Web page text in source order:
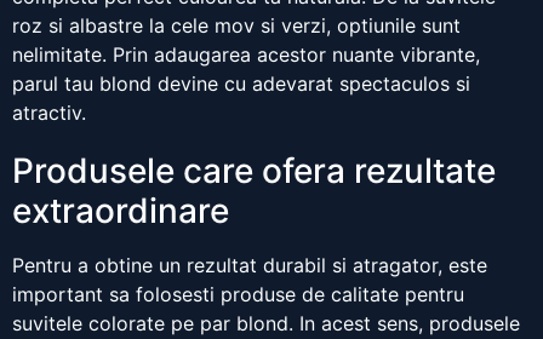
roz si albastre la cele mov si verzi, optiunile sunt
nelimitate. Prin adaugarea acestor nuante vibrante,
parul tau blond devine cu adevarat spectaculos si
atractiv.
Produsele care ofera rezultate
extraordinare
Pentru a obtine un rezultat durabil si atragator, este
important sa folosesti produse de calitate pentru
suvitele colorate pe par blond. In acest sens, produsele